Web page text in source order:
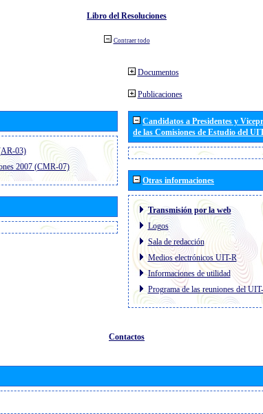
Libro del Resoluciones
Contraer todo
03)
2007 (CMR-07)
Documentos
Publicaciones
Candidatos a Presidentes y
de las Comisiones de Estudio del
Otras informaciones
Transmisión por la web
Logos
Sala de redacción
Medios electrónicos UIT-R
Informaciones de utilidad
Programa de las reuniones del
Contactos